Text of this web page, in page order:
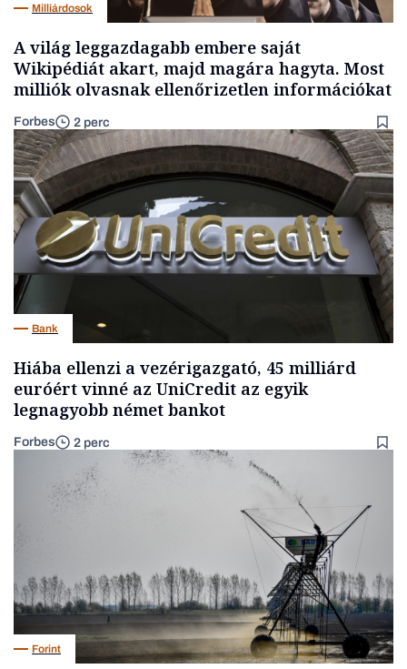
Milliárdosok
A világ leggazdagabb embere saját
Wikipédiát akart, majd magára hagyta. Most
milliók olvasnak ellenőrizetlen információkat
Forbes 2 perc
Bank
Hiába ellenzi a vezérigazgató, 45 milliárd
euróért vinné az UniCredit az egyik
legnagyobb német bankot
Forbes 2 perc
Forint